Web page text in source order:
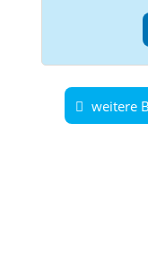
weitere